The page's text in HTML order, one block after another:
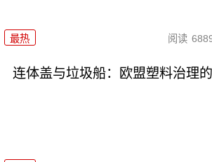
最热 阅读
连体盖与垃圾船：欧盟塑料治理